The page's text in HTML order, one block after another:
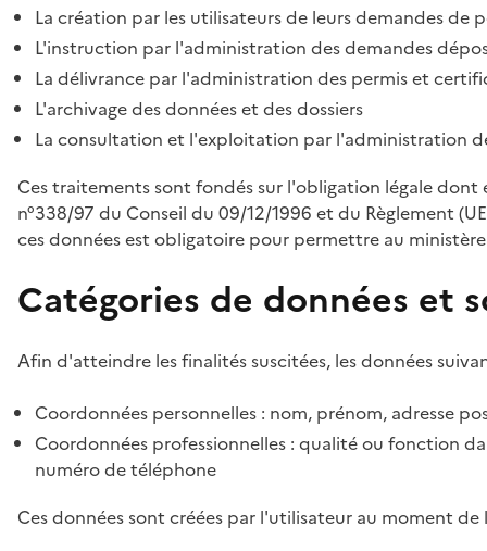
La création par les utilisateurs de leurs demandes
L'instruction par l'administration des demandes
La délivrance par l'administration des permis et
L'archivage des données et des dossiers
La consultation et l'exploitation par l'administration
Ces traitements sont fondés sur l'obligation légale
n°338/97 du Conseil du 09/12/1996 et du Règlement
ces données est obligatoire pour permettre au
Catégories de données et
Afin d'atteindre les finalités suscitées, les données
Coordonnées personnelles : nom, prénom, adresse
Coordonnées professionnelles : qualité ou fonction
numéro de téléphone
Ces données sont créées par l'utilisateur au moment